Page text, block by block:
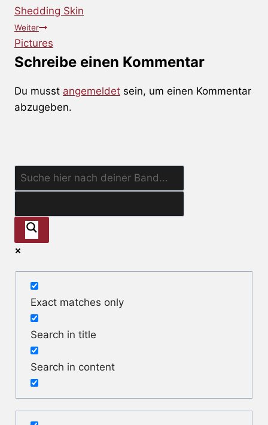
Shedding Skin
Weiter
Pictures
Schreibe einen Kommentar
Du musst angemeldet sein, um einen Kommentar
abzugeben.
Exact matches only
Search in title
Search in content